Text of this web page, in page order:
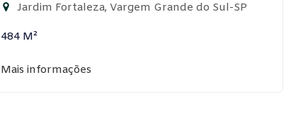
Jardim Fortaleza, Vargem Grande do Sul-SP
484 M²
Mais informações